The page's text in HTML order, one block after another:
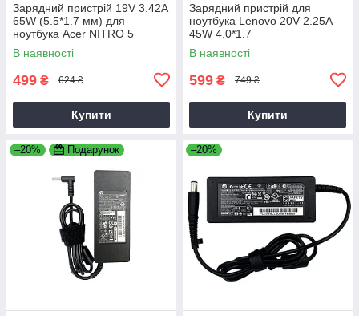
Зарядний пристрій 19V 3.42A
65W (5.5*1.7 мм) для
ноутбука Acer NITRO 5
AN515-31 65
В наявності
499 ₴ 624 ₴
Купити
Зарядний пристрій для
ноутбука Lenovo 20V 2.25A
45W 4.0*1.7
В наявності
599 ₴ 749 ₴
Купити
–20% Подарунок –20%